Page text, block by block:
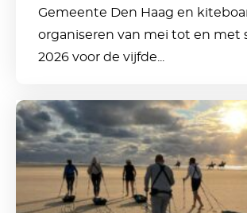
Gemeente Den Haag en
organiseren van mei tot en met
2026 voor de vijfde...
Privé:
Pullka
op